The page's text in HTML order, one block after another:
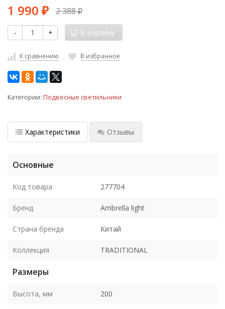
1 990 ₽ 2 388₽
- + В корзину
К сравнению В избранное
Категории: Подвесные светильники
Характеристики Отзывы
Основные
Код товара 277704
Бренд Ambrella light
Страна бренда Китай
Коллекция TRADITIONAL
Размеры
Высота, мм 200